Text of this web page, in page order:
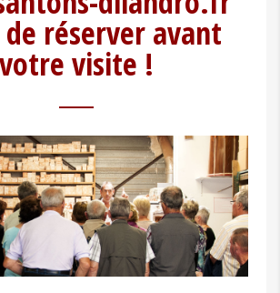
réserver avant
votre visite !